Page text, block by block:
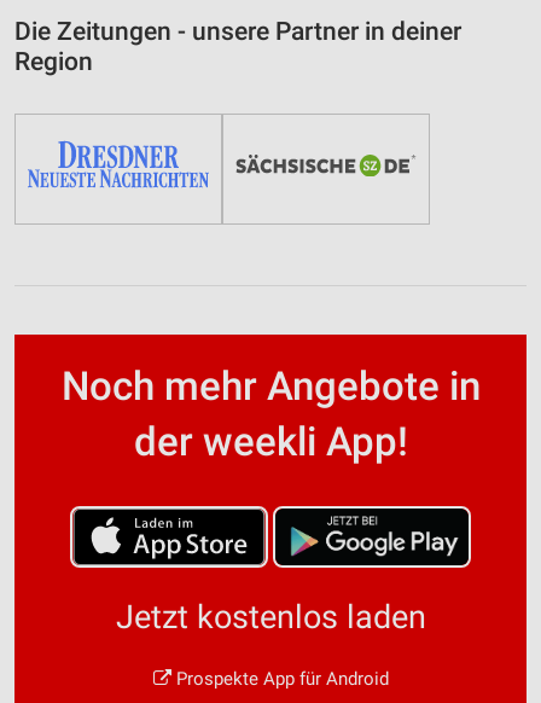
Die Zeitungen - unsere Partner in deiner
Region
Noch mehr Angebote in
der weekli App!
Jetzt kostenlos laden
Prospekte App für Android